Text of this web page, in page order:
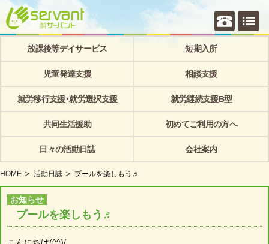
個別相
放課後等デイサービス 短期入所
児童発達支援 相談支援
就労移行支援･就労選択支援 就労継続支援B型
共同生活援助 初めてご利用の方へ
日々の活動日誌 会社案内
HOME 活動日誌 プールを楽しもう♬
お知らせ
プールを楽しもう♬